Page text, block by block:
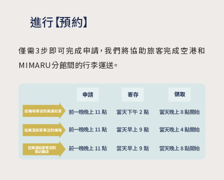
進行【預約】
僅需3步即可完成申請，我們將協助旅客完成空港和
MIMARU分館間的行李運送。